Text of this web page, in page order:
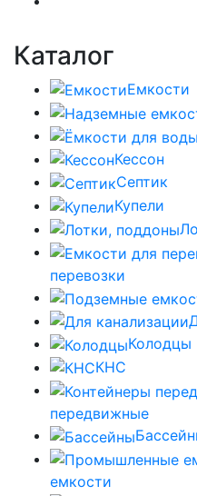
Каталог
Емкости
Кессон
Септик
Купели
перевозки
Колодцы
КНС
передвижные
емкости